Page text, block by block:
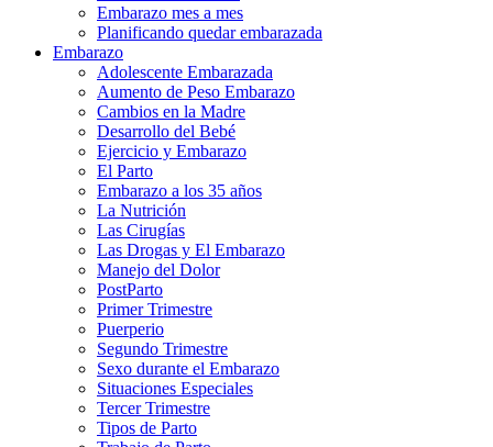
Embarazo mes a mes
Planificando quedar embarazada
Embarazo
Adolescente Embarazada
Aumento de Peso Embarazo
Cambios en la Madre
Desarrollo del Bebé
Ejercicio y Embarazo
El Parto
Embarazo a los 35 años
La Nutrición
Las Cirugías
Las Drogas y El Embarazo
Manejo del Dolor
PostParto
Primer Trimestre
Puerperio
Segundo Trimestre
Sexo durante el Embarazo
Situaciones Especiales
Tercer Trimestre
Tipos de Parto